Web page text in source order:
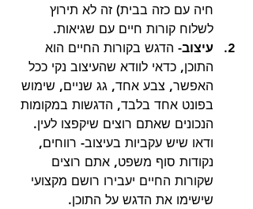
חיה עם כזה בבית) זה לא תירוץ
לשלוח קורות חיים עם שגיאות.
עיצוב- הדגש בקורות החיים הוא
התוכן, כדאי לוודא שהעיצוב נקי ככל
האפשר, צבע אחד, גג שניים, שימוש
בפונט אחד בלבד, הדגשות במקומות
הנכונים שאתם רוצים שיקפצו לעין.
ודאו שיש עקביות בעיצוב- רווחים,
נקודות סוף משפט, אתם רוצים
שקורות החיים יעבירו רושם מקצועי
שישימו את הדגש על התוכן.